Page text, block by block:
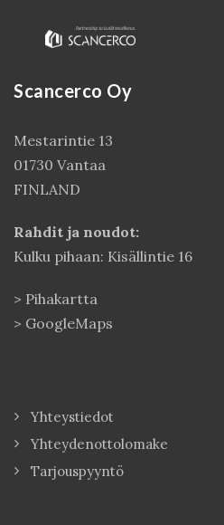
Scancerco Oy
Mestarintie 13
01730 Vantaa
FINLAND
Rahdit ja noudot:
Kulku pihaan: Kisällintie 16
> Pihakartta
> GoogleMaps
Yhteystiedot
Yhteydenottolomake
Tarjouspyyntö